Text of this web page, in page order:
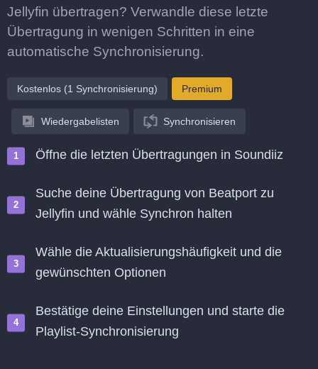
Jellyfin übertragen? Verwandle diese letzte
Übertragung in wenigen Schritten in eine
automatische Synchronisierung.
Kostenlos (1 Synchronisierung) Premium
Wiedergabelisten Synchronisieren
Öffne die letzten Übertragungen in Soundiiz
Suche deine Übertragung von Beatport zu
Jellyfin und wähle Synchron halten
Wähle die Aktualisierungshäufigkeit und die
gewünschten Optionen
Bestätige deine Einstellungen und starte die
Playlist-Synchronisierung